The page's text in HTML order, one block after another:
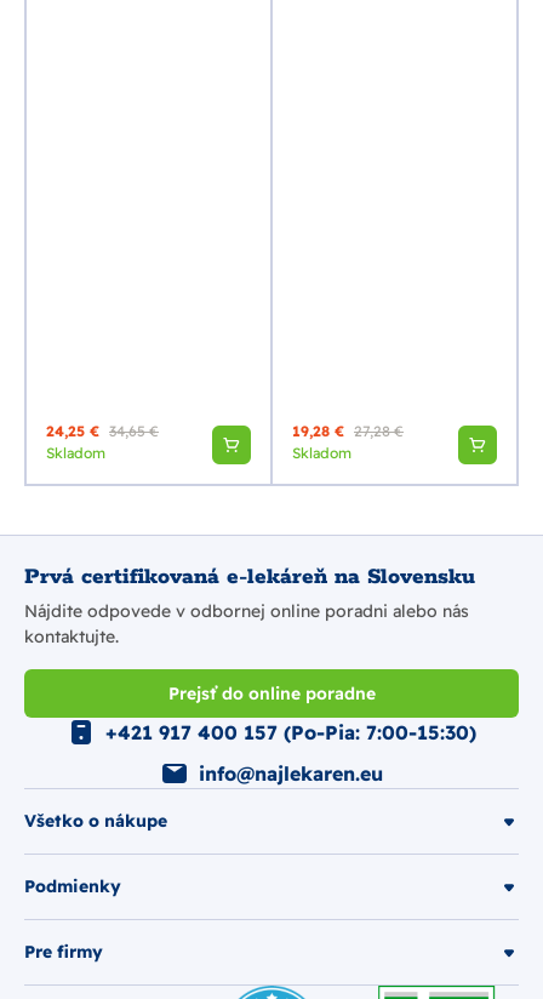
24,25 € 34,65 €
Skladom
19,28 € 27,28 €
Skladom
Prvá certifikovaná e-lekáreň na Slovensku
Nájdite odpovede v odbornej online poradni alebo nás
kontaktujte.
Prejsť do online poradne
Všetko o nákupe
Podmienky
Pre firmy
+421 917 400 157 (Po-Pia: 7:00-15:30)
info@najlekaren.eu